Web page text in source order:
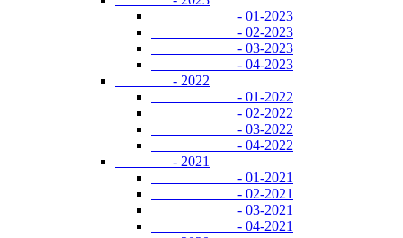
- 01-2023
- 02-2023
- 03-2023
- 04-2023
- 2022
- 01-2022
- 02-2022
- 03-2022
- 04-2022
- 2021
- 01-2021
- 02-2021
- 03-2021
- 04-2021